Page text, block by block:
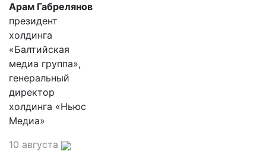
Арам Габрелянов
президент
холдинга
«Балтийская
медиа группа»,
генеральный
директор
холдинга «Ньюс
Медиа»
10 августа